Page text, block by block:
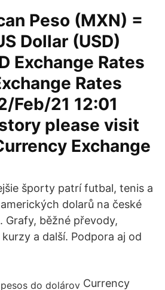
Peso (MXN) =
Dollar (USD)
Exchange Rates
Rates
Feb/21 12:01
please visit
Exchange
športy patrí futbal, tenis a
dolarů na české
Grafy, běžné převody,
a další. Podpora aj od
Currency